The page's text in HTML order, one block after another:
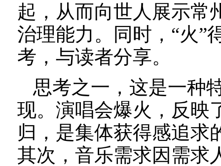
起，从而向世人展示常
治理能力。同时，“火”
考，与读者分享。
思考之一，这是一种
现。演唱会爆火，反映
归，是集体获得感追求
其次，音乐需求因需求